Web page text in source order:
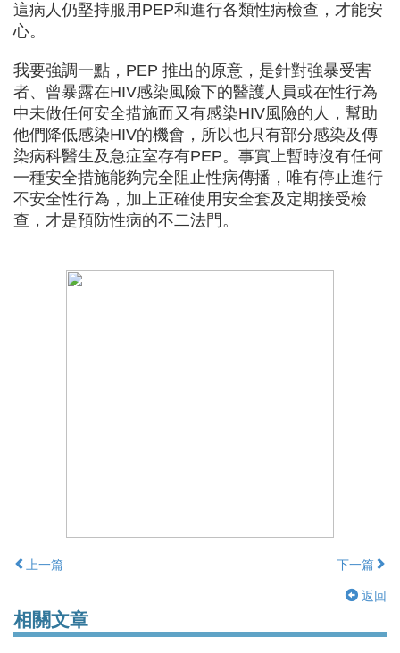
這病人仍堅持服用PEP和進行各類性病檢查，才能安
心。
我要強調一點，PEP 推出的原意，是針對強暴受害
者、曾暴露在HIV感染風險下的醫護人員或在性行為
中未做任何安全措施而又有感染HIV風險的人，幫助
他們降低感染HIV的機會，所以也只有部分感染及傳
染病科醫生及急症室存有PEP。事實上暫時沒有任何
一種安全措施能夠完全阻止性病傳播，唯有停止進行
不安全性行為，加上正確使用安全套及定期接受檢
查，才是預防性病的不二法門。
上一篇 下一篇
返回
相關文章